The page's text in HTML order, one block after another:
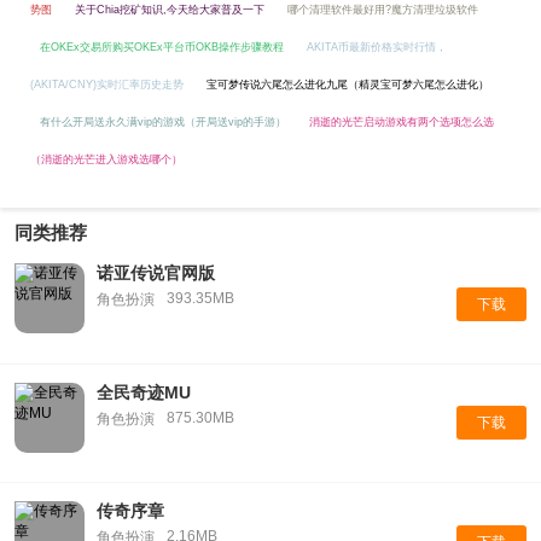
势图 关于Chia挖矿知识,今天给大家普及一下 哪个清理软件最好用?魔方清理垃圾软件
在OKEx交易所购买OKEx平台币OKB操作步骤教程 AKITA币最新价格实时行情，
(AKITA/CNY)实时汇率历史走势 宝可梦传说六尾怎么进化九尾（精灵宝可梦六尾怎么进化）
有什么开局送永久满vip的游戏（开局送vip的手游） 消逝的光芒启动游戏有两个选项怎么选
（消逝的光芒进入游戏选哪个）
同类推荐
诺亚传说官网版
角色扮演 393.35MB 下载
全民奇迹MU
角色扮演 875.30MB 下载
传奇序章
角色扮演 2.16MB